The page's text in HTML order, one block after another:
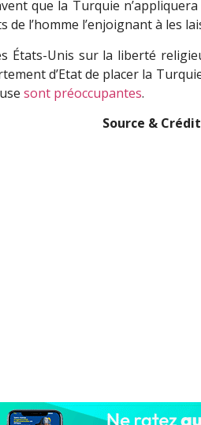
que la Turquie
l’homme l’enjoignant à les
États-Unis sur la liberté
d’Etat de placer la
sont préoccupantes.
Source &